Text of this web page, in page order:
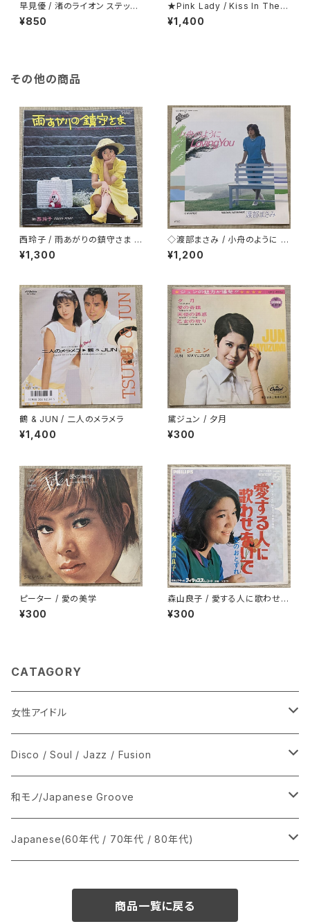
早見優 / 渚のライオン ステッカ
ー・シート付
¥850
★Pink Lady / Kiss In The D
ark 折り返し歌詞カード付
¥1,400
その他の商品
西玲子 / 雨あがりの鎮守さま プ
ロモ
¥1,300
◇渡部まさみ / 小舟のように L
oving You
¥1,200
鶴 & JUN / 二人のメラメラ
¥1,400
黛ジュン / 夕月
¥300
ピーター / 愛の美学
¥300
森山良子 / 愛する人に歌わせな
いで
¥300
CATAGORY
女性アイドル
シングル盤
あ行
か行
LP
CD
Disco / Soul / Jazz / Fusion
シングル盤
A
12インチ・シングル
和モノ/Japanese Groove
シングル盤
Japanese(60年代 / 70年代 / 80年代)
商品一覧に戻る